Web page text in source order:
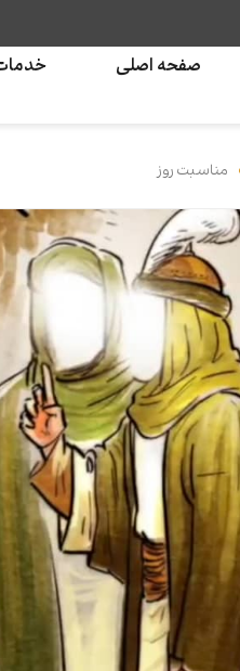
صفحه اصلی
مناسبت روز